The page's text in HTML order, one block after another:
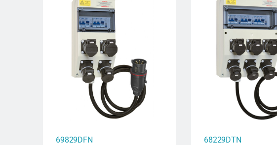
69829DFN
68229DTN